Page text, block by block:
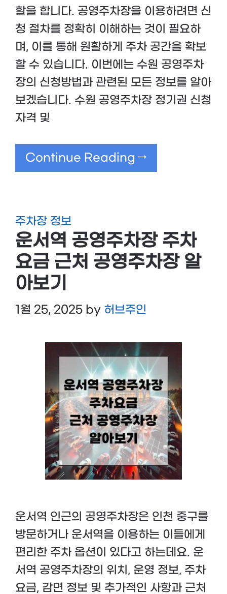
할을 합니다. 공영주차장을 이용하려면 신
청 절차를 정확히 이해하는 것이 필요하
며, 이를 통해 원활하게 주차 공간을 확보
할 수 있습니다. 이번에는 수원 공영주차
장의 신청방법과 관련된 모든 정보를 알아
보겠습니다. 수원 공영주차장 정기권 신청
자격 및
Continue Reading →
주차장 정보
운서역 공영주차장 주차
요금 근처 공영주차장 알
아보기
1월 25, 2025 by 허브주인
운서역 인근의 공영주차장은 인천 중구를
방문하거나 운서역을 이용하는 이들에게
편리한 주차 옵션이 있다고 하는데요. 운
서역 공영주차장의 위치, 운영 정보, 주차
요금, 감면 정보 및 추가적인 사항과 근처